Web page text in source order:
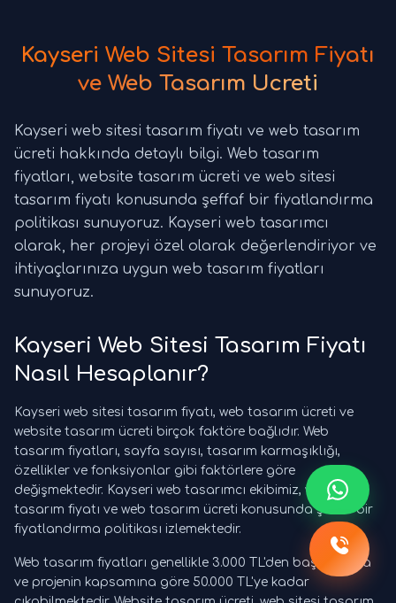
Kayseri Web Sitesi Tasarım Fiyatı
ve Web Tasarım Ücreti
Kayseri web sitesi tasarım fiyatı ve web tasarım
ücreti hakkında detaylı bilgi. Web tasarım
fiyatları, website tasarım ücreti ve web sitesi
tasarım fiyatı konusunda şeffaf bir fiyatlandırma
politikası sunuyoruz. Kayseri web tasarımcı
olarak, her projeyi özel olarak değerlendiriyor ve
ihtiyaçlarınıza uygun web tasarım fiyatları
sunuyoruz.
Kayseri Web Sitesi Tasarım Fiyatı
Nasıl Hesaplanır?
Kayseri web sitesi tasarım fiyatı, web tasarım ücreti ve
website tasarım ücreti birçok faktöre bağlıdır. Web
tasarım fiyatları, sayfa sayısı, tasarım karmaşıklığı,
özellikler ve fonksiyonlar gibi faktörlere göre
değişmektedir. Kayseri web tasarımcı ekibimiz, web sitesi
tasarım fiyatı ve web tasarım ücreti konusunda şeffaf bir
fiyatlandırma politikası izlemektedir.
Web tasarım fiyatları genellikle 3.000 TL'den başlamakta
ve projenin kapsamına göre 50.000 TL'ye kadar